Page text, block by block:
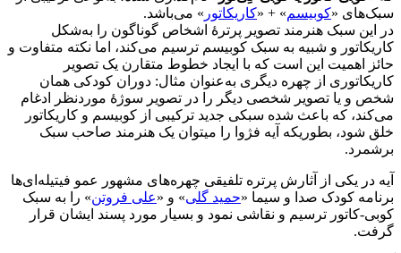
سبک‌های «کوبیسم» + «کاریکاتور » می‌باشد.
در این سبک هنرمند تصویر پرترهٔ اشخاص گوناگون را به‌شکل
کاریکاتور و شبیه به سبک کوبیسم ترسیم می‌کند، اما نکته متفاوت و
حائز اهمیت این است که با ایجاد خطوط متقارن یک تصویر
کاریکاتوری از چهره دیگری به‌عنوان مثال: دوران کودکی همان
شخص و یا تصویر شخصی دیگر را در تصویر سوژهٔ موردنظر ادغام
می‌کند، که باعث شده سبکی جدید ترکیبی از کوبیسم و کاریکاتور
خلق شود، بطوریکه آیه فژوا را میتوان یک هنرمند صاحب سبک
برشمرد.
آیه در یکی از آثارش پرتره تلفیقی چهره‌های مشهور عمو فیتیله‌ای‌ها
برنامه کودک صدا و سیما «حمید گلی» و «علی فروتن» را به سبک
کوبی-کاتور ترسیم و نقاشی نمود و بسیار مورد پسند ایشان قرار
گرفت.